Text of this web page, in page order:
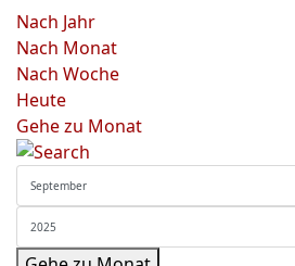
Nach Jahr
Nach Monat
Nach Woche
Heute
Gehe zu Monat